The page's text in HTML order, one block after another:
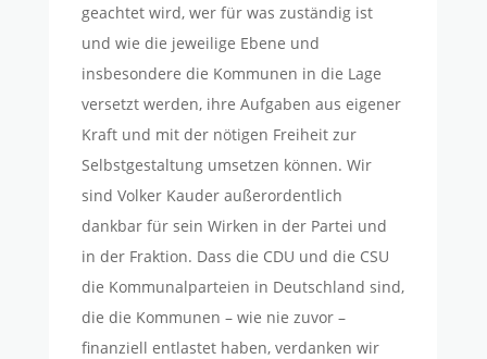
geachtet wird, wer für was zuständig ist
und wie die jeweilige Ebene und
insbesondere die Kommunen in die Lage
versetzt werden, ihre Aufgaben aus eigener
Kraft und mit der nötigen Freiheit zur
Selbstgestaltung umsetzen können. Wir
sind Volker Kauder außerordentlich
dankbar für sein Wirken in der Partei und
in der Fraktion. Dass die CDU und die CSU
die Kommunalparteien in Deutschland sind,
die die Kommunen – wie nie zuvor –
finanziell entlastet haben, verdanken wir